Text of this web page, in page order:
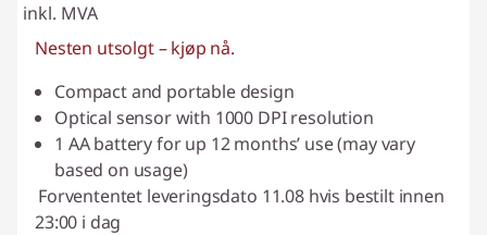
inkl. MVA
Nesten utsolgt – kjøp nå.
Compact and portable design
Optical sensor with 1000 DPI resolution
1 AA battery for up 12 months’ use (may vary
based on usage)
Forvententet leveringsdato 11.08 hvis bestilt innen
23:00 i dag